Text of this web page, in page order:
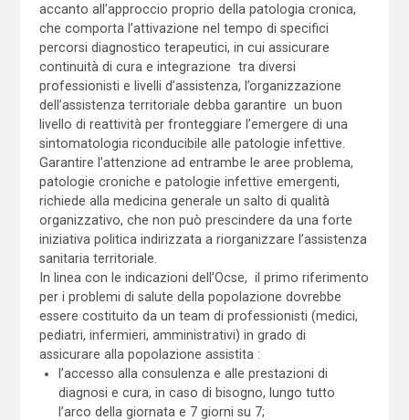
accanto all’approccio proprio della patologia cronica,
che comporta l’attivazione nel tempo di specifici
percorsi diagnostico terapeutici, in cui assicurare
continuità di cura e integrazione tra diversi
professionisti e livelli d’assistenza, l’organizzazione
dell’assistenza territoriale debba garantire un buon
livello di reattività per fronteggiare l’emergere di una
sintomatologia riconducibile alle patologie infettive.
Garantire l’attenzione ad entrambe le aree problema,
patologie croniche e patologie infettive emergenti,
richiede alla medicina generale un salto di qualità
organizzativo, che non può prescindere da una forte
iniziativa politica indirizzata a riorganizzare l’assistenza
sanitaria territoriale.
In linea con le indicazioni dell’Ocse, il primo riferimento
per i problemi di salute della popolazione dovrebbe
essere costituito da un team di professionisti (medici,
pediatri, infermieri, amministrativi) in grado di
assicurare alla popolazione assistita :
l’accesso alla consulenza e alle prestazioni di
diagnosi e cura, in caso di bisogno, lungo tutto
l’arco della giornata e 7 giorni su 7;